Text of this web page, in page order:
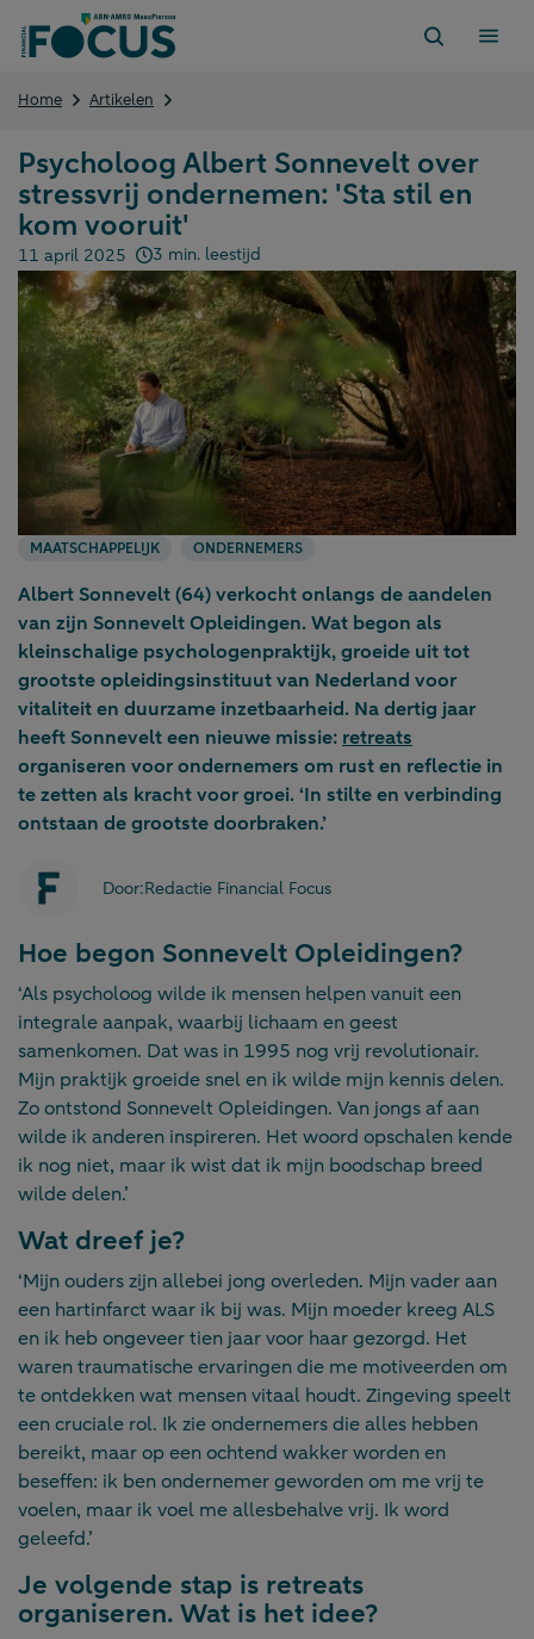
naar
Home Artikelen
over
stressvrij
ondernemen:
'Sta
stil
en
kom
vooruit'
Psycholoog Albert Sonnevelt over
stressvrij ondernemen: 'Sta stil en
kom vooruit'
Gepubliceerd op:
11 april 2025 3 min. leestijd
MAATSCHAPPELIJK ONDERNEMERS
Albert Sonnevelt (64) verkocht onlangs de aandelen
van zijn Sonnevelt Opleidingen. Wat begon als
kleinschalige psychologenpraktijk, groeide uit tot
grootste opleidingsinstituut van Nederland voor
vitaliteit en duurzame inzetbaarheid. Na dertig jaar
heeft Sonnevelt een nieuwe missie: retreats
organiseren voor ondernemers om rust en reflectie in
te zetten als kracht voor groei. ‘In stilte en verbinding
ontstaan de grootste doorbraken.’
Door:Redactie Financial Focus
Hoe begon Sonnevelt Opleidingen?
‘Als psycholoog wilde ik mensen helpen vanuit een
integrale aanpak, waarbij lichaam en geest
samenkomen. Dat was in 1995 nog vrij revolutionair.
Mijn praktijk groeide snel en ik wilde mijn kennis delen.
Zo ontstond Sonnevelt Opleidingen. Van jongs af aan
wilde ik anderen inspireren. Het woord opschalen kende
ik nog niet, maar ik wist dat ik mijn boodschap breed
wilde delen.’
Wat dreef je?
‘Mijn ouders zijn allebei jong overleden. Mijn vader aan
een hartinfarct waar ik bij was. Mijn moeder kreeg ALS
en ik heb ongeveer tien jaar voor haar gezorgd. Het
waren traumatische ervaringen die me motiveerden om
te ontdekken wat mensen vitaal houdt. Zingeving speelt
een cruciale rol. Ik zie ondernemers die alles hebben
bereikt, maar op een ochtend wakker worden en
beseffen: ik ben ondernemer geworden om me vrij te
voelen, maar ik voel me allesbehalve vrij. Ik word
geleefd.’
Je volgende stap is retreats
organiseren. Wat is het idee?